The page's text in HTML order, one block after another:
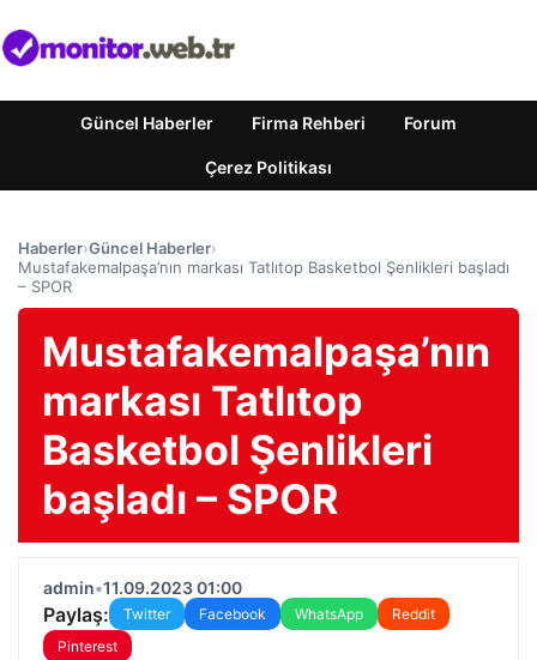
Güncel Haberler Firma Rehberi Forum
Çerez Politikası
Haberler›Güncel Haberler›
Mustafakemalpaşa’nın markası Tatlıtop Basketbol Şenlikleri başladı
– SPOR
Mustafakemalpaşa’nın
markası Tatlıtop
Basketbol Şenlikleri
başladı – SPOR
admin•11.09.2023 01:00
Paylaş: Twitter Facebook WhatsApp
Reddit
Pinterest